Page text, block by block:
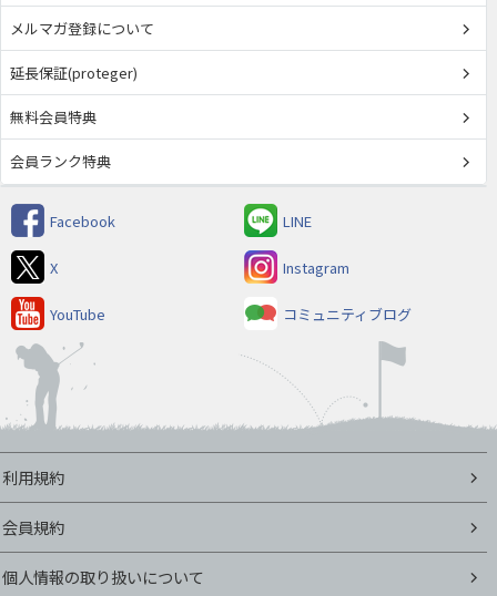
メルマガ登録について
延長保証(proteger)
無料会員特典
会員ランク特典
Facebook LINE
X Instagram
YouTube コミュニティブログ
利用規約
会員規約
個人情報の取り扱いについて